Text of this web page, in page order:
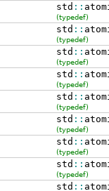
std ::
(typedef)
std ::
(typedef)
std ::
(typedef)
std ::
(typedef)
std ::
(typedef)
std ::
(typedef)
std ::
(typedef)
std ::
(typedef)
std ::